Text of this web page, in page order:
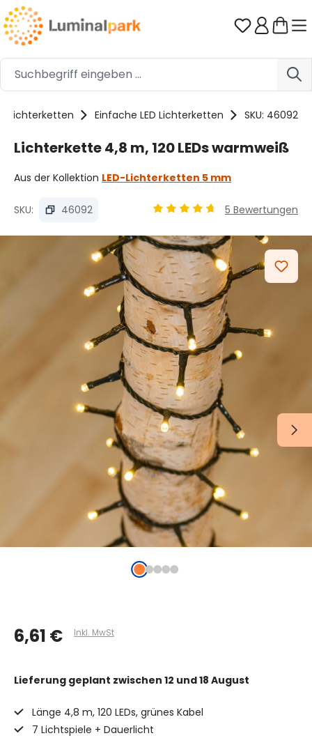
Zum Hauptinhalt springen Du hast 0
Lichterketten Einfache LED Lichterketten SKU: 46092
Lichterkette 4,8 m, 120 LEDs warmweiß
Aus der Kollektion LED-Lichterketten 5 mm
SKU: 46092 5 Bewertungen
Bildergalerie überspringen
6,61 € Inkl. MwSt
Lieferung geplant zwischen 12 und 18 August
Länge 4,8 m, 120 LEDs, grünes Kabel
7 Lichtspiele + Dauerlicht